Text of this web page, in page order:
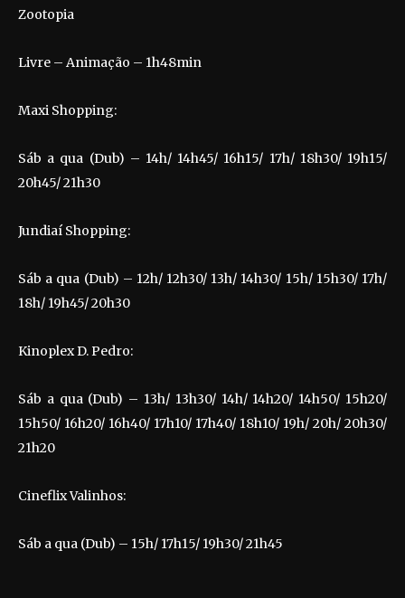
Zootopia
Livre – Animação – 1h48min
Maxi Shopping:
Sáb a qua (Dub) – 14h/ 14h45/ 16h15/ 17h/ 18h30/ 19h15/
20h45/ 21h30
Jundiaí Shopping:
Sáb a qua (Dub) – 12h/ 12h30/ 13h/ 14h30/ 15h/ 15h30/ 17h/
18h/ 19h45/ 20h30
Kinoplex D. Pedro:
Sáb a qua (Dub) – 13h/ 13h30/ 14h/ 14h20/ 14h50/ 15h20/
15h50/ 16h20/ 16h40/ 17h10/ 17h40/ 18h10/ 19h/ 20h/ 20h30/
21h20
Cineflix Valinhos:
Sáb a qua (Dub) – 15h/ 17h15/ 19h30/ 21h45